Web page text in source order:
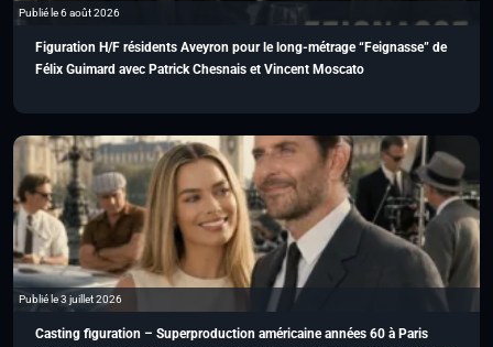
Publié le 6 août 2026
Figuration H/F résidents Aveyron pour le long-métrage “Feignasse” de
Félix Guimard avec Patrick Chesnais et Vincent Moscato
Publié le 3 juillet 2026
Casting figuration – Superproduction américaine années 60 à Paris